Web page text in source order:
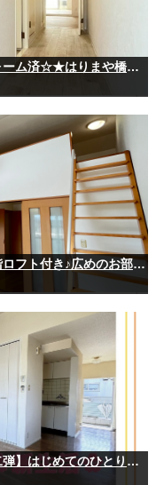
スタッフブログを更新しました！～リフォーム済☆★はりまや橋まで徒歩圏内の賃貸物件♪～
スタッフブログを更新しました！～最上階ロフト付き♪広めのお部屋でひとり暮らし☆～
スタッフブログを更新しました！～【第二弾】はじめてのひとり暮らしにおすすめのお部屋紹介～